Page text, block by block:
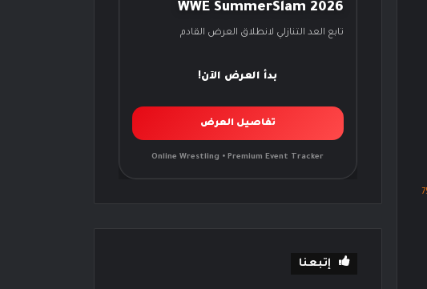
WWE SummerSlam 2026
تابع العد التنازلي لانطلاق العرض القادم
بدأ العرض الآن!
تفاصيل العرض
Online Wrestling • Premium Event Tracker
إتبعنا